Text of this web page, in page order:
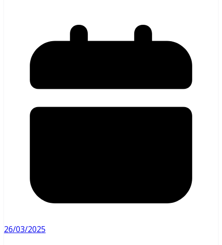
26/03/2025